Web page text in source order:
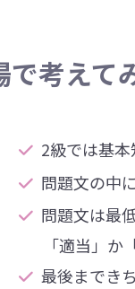
考えて
2級では基本
問題文の中
問題文は最
「適当」か
最後までき